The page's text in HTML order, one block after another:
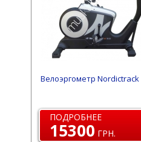
Велоэргометр Nordictrack
ПОДРОБНЕЕ
15300 ГРН.